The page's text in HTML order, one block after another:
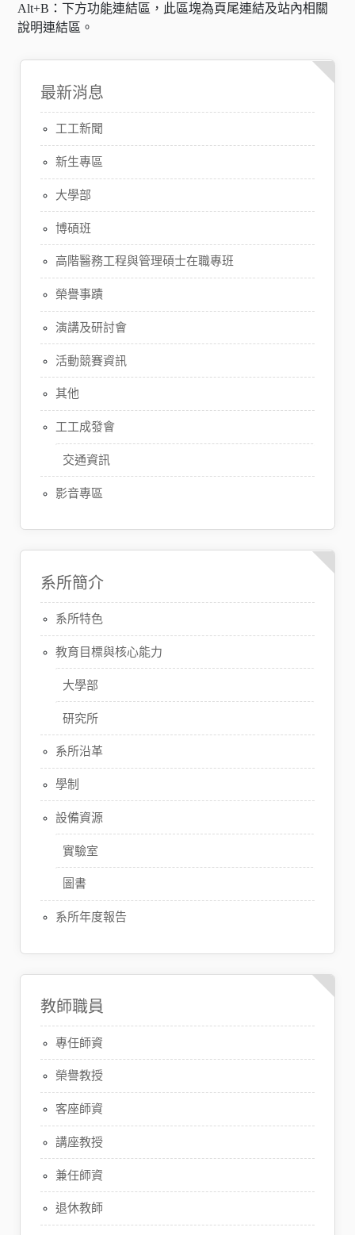
Alt+B：下方功能連結區，此區塊為頁尾連結及站內相關
說明連結區。
最新消息
工工新聞
新生專區
大學部
博碩班
高階醫務工程與管理碩士在職專班
榮譽事蹟
演講及研討會
活動競賽資訊
其他
工工成發會
交通資訊
影音專區
系所簡介
系所特色
教育目標與核心能力
大學部
研究所
系所沿革
學制
設備資源
實驗室
圖書
系所年度報告
教師職員
專任師資
榮譽教授
客座師資
講座教授
兼任師資
退休教師